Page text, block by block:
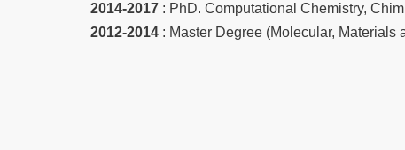
2014-2017 : PhD. Computational Chemistry,
2012-2014 : Master Degree (Molecular,